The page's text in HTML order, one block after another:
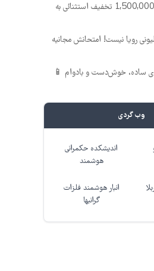
گوشی نوکیا 105 با 1,500,000 تخفیف استثنائی به
ماهی 800 میلیونی رویا نیست! امتحانش مجانیه
ساده، خوش‌دست و بادوام 📱
وب گردی
اندیشکده حکمرانی
هوشمند
انبار هوشمند فلزات
گرانبها